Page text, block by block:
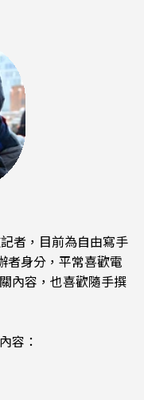
者，目前為自由寫手
身分，平常喜歡電
內容，也喜歡隨手撰
容：